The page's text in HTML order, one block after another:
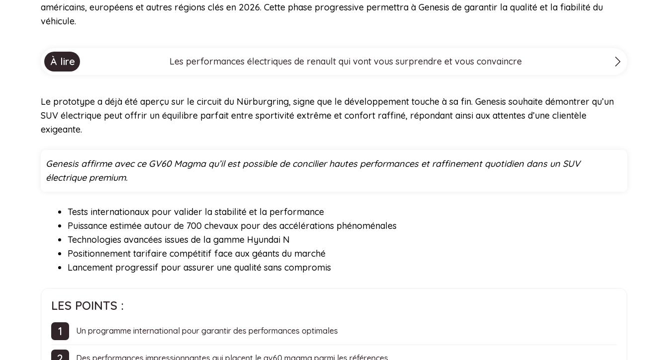
américains, européens et autres régions clés en 2026. Cette phase progressive permettra à Genesis de garantir la qualité et la fiabilité du
véhicule.
À lire Les performances électriques de renault qui vont vous surprendre et vous convaincre
Le prototype a déjà été aperçu sur le circuit du Nürburgring, signe que le développement touche à sa fin. Genesis souhaite démontrer qu’un
SUV électrique peut offrir un équilibre parfait entre sportivité extrême et confort raffiné, répondant ainsi aux attentes d’une clientèle
exigeante.
Genesis affirme avec ce GV60 Magma qu’il est possible de concilier hautes performances et raffinement quotidien dans un SUV
électrique premium.
Tests internationaux pour valider la stabilité et la performance
Puissance estimée autour de 700 chevaux pour des accélérations phénoménales
Technologies avancées issues de la gamme Hyundai N
Positionnement tarifaire compétitif face aux géants du marché
Lancement progressif pour assurer une qualité sans compromis
LES POINTS :
Un programme international pour garantir des performances optimales